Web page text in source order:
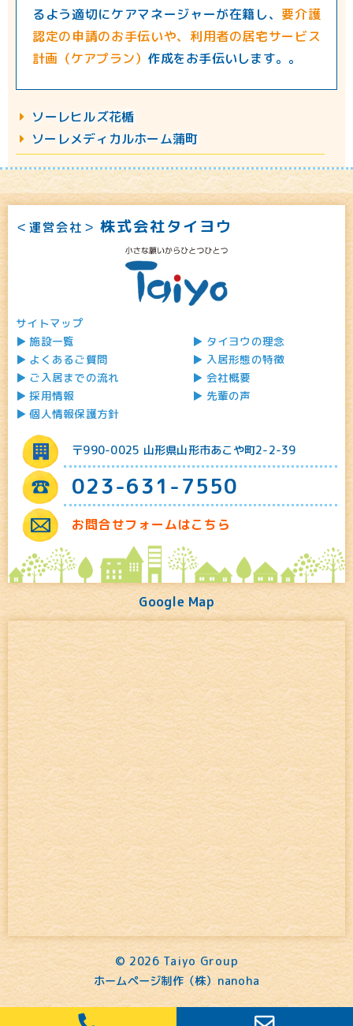
るよう適切にケアマネージャーが在籍し、 要介護
認定の申請のお手伝いや、利用者の居宅サービス
計画（ケアプラン） 作成をお手伝いします。。
︎︎ソーレヒルズ花楯
ソーレメディカルホーム蒲町
＜運営会社＞株式会社タイヨウ
サイトマップ
施設一覧
タイヨウの理念
よくあるご質問
入居形態の特徴
ご入居までの流れ
会社概要
採用情報
先輩の声
個人情報保護方針
〒990-0025 山形県山形市あこや町2-2-39
023-631-7550
お問合せフォームはこちら
Google Map
© 2026 Taiyo Group
ホームページ制作（株）nanoha